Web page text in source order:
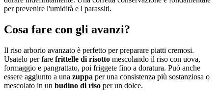
per prevenire l'umidità e i parassiti.
Cosa fare con gli avanzi?
Il riso arborio avanzato è perfetto per preparare piatti cremosi.
Usatelo per fare frittelle di risotto mescolando il riso con uova,
formaggio e pangrattato, poi friggete fino a doratura. Può anche
essere aggiunto a una zuppa per una consistenza più sostanziosa o
mescolato in un budino di riso per un dolce.